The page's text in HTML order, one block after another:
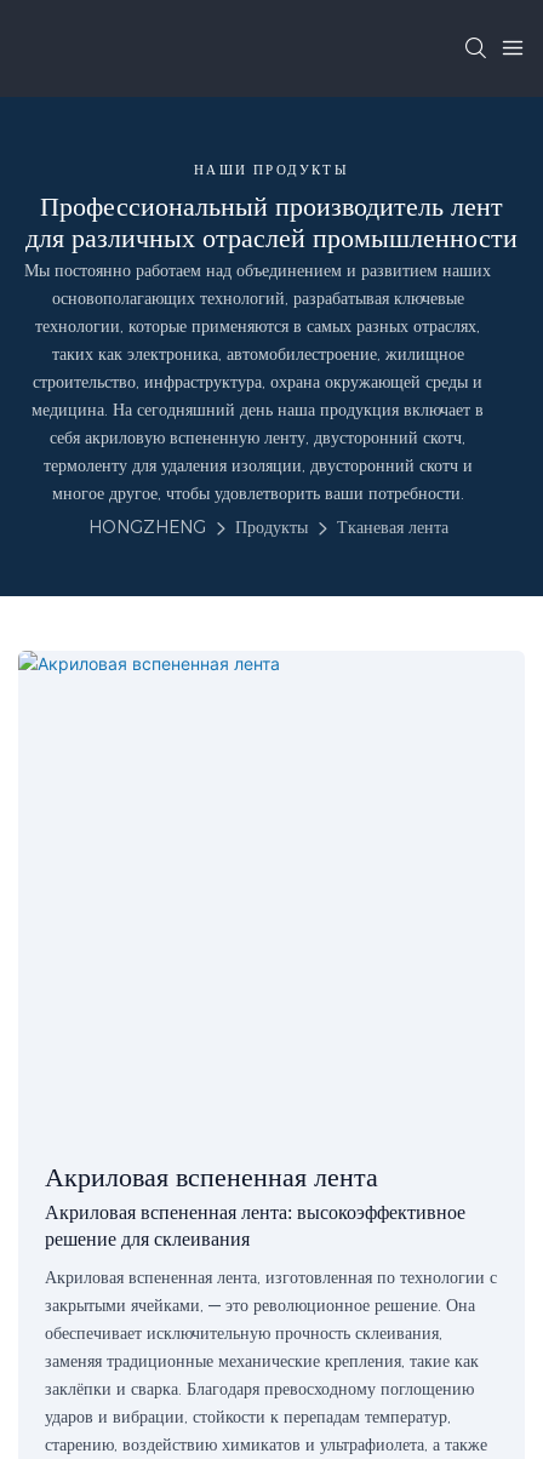
НАШИ ПРОДУКТЫ
Профессиональный производитель лент
для различных отраслей промышленности
Мы постоянно работаем над объединением и развитием наших
основополагающих технологий, разрабатывая ключевые
технологии, которые применяются в самых разных отраслях,
таких как электроника, автомобилестроение, жилищное
строительство, инфраструктура, охрана окружающей среды и
медицина. На сегодняшний день наша продукция включает в
себя акриловую вспененную ленту, двусторонний скотч,
термоленту для удаления изоляции, двусторонний скотч и
многое другое, чтобы удовлетворить ваши потребности.
HONGZHENG
Продукты Тканевая лента
Акриловая вспененная лента
Акриловая вспененная лента: высокоэффективное
решение для склеивания
Акриловая вспененная лента, изготовленная по технологии с
закрытыми ячейками, — это революционное решение. Она
обеспечивает исключительную прочность склеивания,
заменяя традиционные механические крепления, такие как
заклёпки и сварка. Благодаря превосходному поглощению
ударов и вибрации, стойкости к перепадам температур,
старению, воздействию химикатов и ультрафиолета, а также